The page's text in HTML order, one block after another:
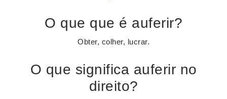
O que que é auferir?
Obter, colher, lucrar.
O que significa auferir no
direito?